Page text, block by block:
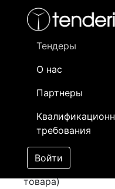
Тендеры
О нас
Партнеры
требования
Войти
- активный лот
- сохраненный лот (не
Закупка: Стойки
[Завершен]
[Лот не
состоялся]
Лот №:916
АУКЦИОН (покупка
товара)